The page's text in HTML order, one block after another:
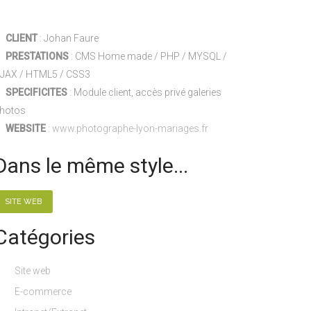
CLIENT: Johan Faure
PRESTATIONS : CMS Home made / PHP / MYSQL /
/ HTML5 / CSS3
SPECIFICITES : Module client, accès privé galeries
WEBSITE : www.photographe-lyon-mariages.fr
le même style...
SITE WEB
Site web
E-commerce